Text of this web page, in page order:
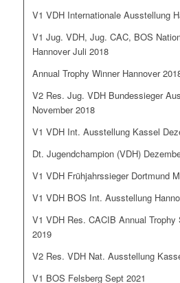
V1 VDH Internationale Ausstellung
V1 Jug. VDH, Jug. CAC, BOS
Hannover Juli 2018
Annual Trophy Winner Hannover
V2 Res. Jug. VDH Bundessieger
November 2018
V1 VDH Int. Ausstellung Kassel
Dt. Jugendchampion (VDH)
V1 VDH Frühjahrssieger Dortmund
V1 VDH BOS Int. Ausstellung
V1 VDH Res. CACIB Annual Trophy
2019
V2 Res. VDH Nat. Ausstellung
V1 BOS Felsberg Sept 2021